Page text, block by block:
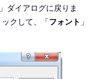
」ダイアログに戻りま
ックして、「フォント 」